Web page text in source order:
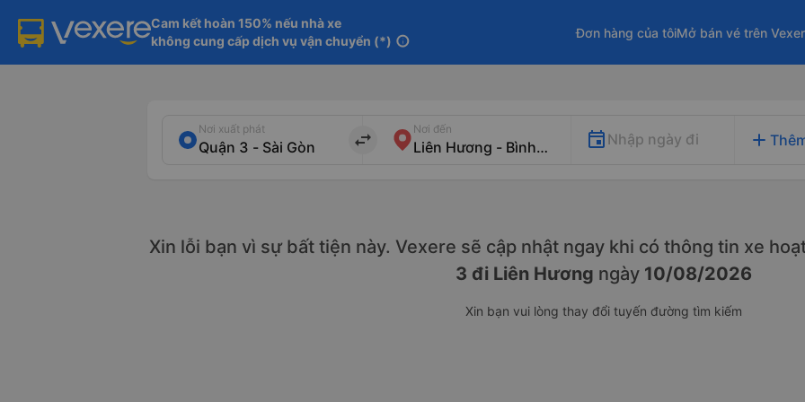
Cam kết hoàn 150% nếu nhà xe
không cung cấp dịch vụ vận chuyển (*) info
Đơn hàng của tôiMở bán vé trên
Nơi xuất phát
import_export
Nơi đến
Nhập ngày đi add
Xin lỗi bạn vì sự bất tiện này. Vexere sẽ cập nhật ngay khi có thông tin xe
3 đi Liên Hương ngày 10/08/2026
Xin bạn vui lòng thay đổi tuyến đường tìm kiếm